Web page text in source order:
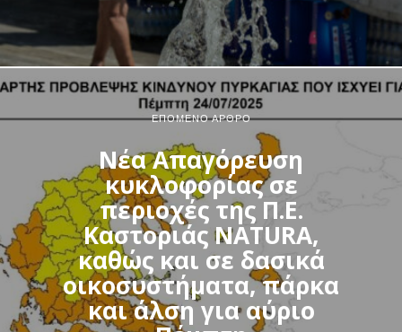
ΕΠΌΜΕΝΟ ΆΡΘΡΟ
Νέα Απαγόρευση
κυκλοφορίας σε
περιοχές της Π.Ε.
Καστοριάς NATURA,
καθώς και σε δασικά
οικοσυστήματα, πάρκα
και άλση για αύριο